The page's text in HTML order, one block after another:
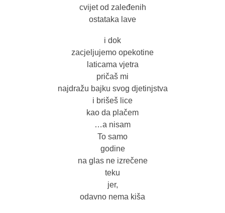
cvijet od zaleđenih
ostataka lave
i dok
zacjeljujemo opekotine
laticama vjetra
pričaš mi
najdražu bajku svog djetinjstva
i brišeš lice
kao da plačem
…a nisam
To samo
godine
na glas ne izrečene
teku
jer,
odavno nema kiša